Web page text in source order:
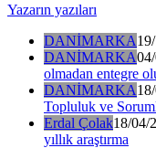
Yazarın yazıları
DANİMARKA
DANİMARKA
olmadan entegre
DANİMARKA
Topluluk ve
Erdal Çolak18/04/
yıllık araştırma